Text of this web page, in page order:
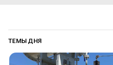
ТЕМЫ ДНЯ